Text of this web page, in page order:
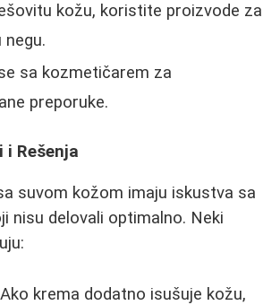
kožu, koristite proizvode za
negu.
sa kozmetičarem za
preporuke.
i Rešenja
suvom kožom imaju iskustva sa
nisu delovali optimalno. Neki
krema dodatno isušuje kožu,